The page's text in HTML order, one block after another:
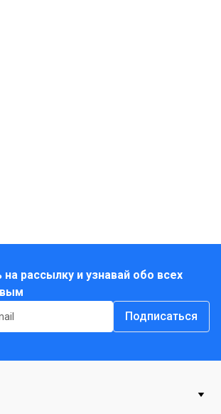
рассылку и узнавай обо всех
Подписаться